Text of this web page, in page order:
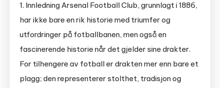
1. Innledning Arsenal Football Club, grunnlagt i 1886,
har ikke bare en rik historie med triumfer og
utfordringer på fotballbanen, men også en
fascinerende historie når det gjelder sine drakter.
For tilhengere av fotball er drakten mer enn bare et
plagg; den representerer stolthet, tradisjon og